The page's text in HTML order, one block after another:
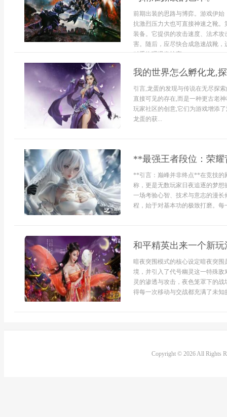
前期出装的思路与博弈。游戏伊
抗激烈压力大也可直接神速之靴
装备。它提供的攻击速度、法术
害。随后，应尽快合成急速战靴
对手物理爆发较高，...
我的世界怎么孵化龙,
引言,龙蛋的发现与传说在无尽探
直接可见的存在,而是一种更古老
玩家社区的创意,它们为游戏增添
龙蛋的获...
**最强王者段位：荣
**引言：巅峰并非终点**在竞技的
称，更是无数玩家日夜追逐的梦
一场考验心智、技术与意志的漫
程，始于对基本功的极致打磨。
和平精英出来一个新
暗夜突围模式的核心设定暗夜突
境，并引入了代号幽灵这一特殊
灵的渗透与攻击，夜色笼罩下的
得每一次移动与交战都充满了未
Copyright © 2026 All Rights